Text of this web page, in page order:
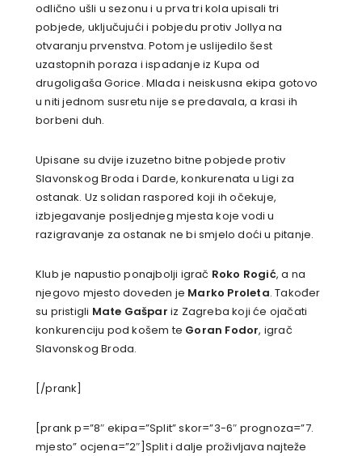
odlično ušli u sezonu i u prva tri kola upisali tri
pobjede, uključujući i pobjedu protiv Jollya na
otvaranju prvenstva. Potom je uslijedilo šest
uzastopnih poraza i ispadanje iz Kupa od
drugoligaša Gorice. Mlada i neiskusna ekipa gotovo
u niti jednom susretu nije se predavala, a krasi ih
borbeni duh.
Upisane su dvije izuzetno bitne pobjede protiv
Slavonskog Broda i Darde, konkurenata u Ligi za
ostanak. Uz solidan raspored koji ih očekuje,
izbjegavanje posljednjeg mjesta koje vodi u
razigravanje za ostanak ne bi smjelo doći u pitanje.
Klub je napustio ponajbolji igrač Roko Rogić, a na
njegovo mjesto doveden je Marko Proleta. Također
su pristigli Mate Gašpar iz Zagreba koji će ojačati
konkurenciju pod košem te Goran Fodor, igrač
Slavonskog Broda.
[/prank]
[prank p=”8″ ekipa=”Split” skor=”3-6″ prognoza=”7.
mjesto” ocjena=”2″]Split i dalje proživljava najteže